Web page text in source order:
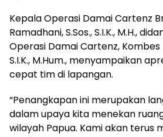
Kepala Operasi Damai Cartenz
Ramadhani, S.Sos., S.I.K., M.H.,
Operasi Damai Cartenz, Kombes
S.I.K., M.Hum., menyampaikan
cepat tim di lapangan.
“Penangkapan ini merupakan
dalam upaya kita menekan
wilayah Papua. Kami akan terus